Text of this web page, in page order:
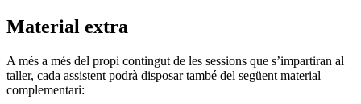
Material extra
A més a més del propi contingut de les sessions que s’impartiran al
taller, cada assistent podrà disposar també del següent material
complementari: